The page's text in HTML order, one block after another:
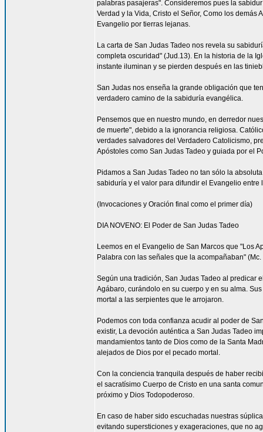
palabras pasajeras". Consideremos pues la
Verdad y la Vida, Cristo el Señor, Como los
Evangelio por tierras lejanas.
La carta de San Judas Tadeo nos revela su
completa oscuridad" (Jud.13). En la historia de la
instante iluminan y se pierden después en las
San Judas nos enseña la grande obligación que
verdadero camino de la sabiduría evangélica.
Pensemos que en nuestro mundo, en derredor
de muerte", debido a la ignorancia religiosa.
verdades salvadores del Verdadero Catolicismo,
Apóstoles como San Judas Tadeo y guiada por el
Pidamos a San Judas Tadeo no tan sólo la
sabiduría y el valor para difundir el Evangelio entre
(Invocaciones y Oración final como el primer día)
DIA NOVENO: El Poder de San Judas Tadeo
Leemos en el Evangelio de San Marcos que "Los
Palabra con las señales que la acompañaban" (Mc.
Según una tradición, San Judas Tadeo al predicar
Agábaro, curándolo en su cuerpo y en su alma.
mortal a las serpientes que le arrojaron.
Podemos con toda confianza acudir al poder de
existir, La devoción auténtica a San Judas Tadeo
mandamientos tanto de Dios como de la Santa
alejados de Dios por el pecado mortal.
Con la conciencia tranquila después de haber
el sacratísimo Cuerpo de Cristo en una santa
próximo y Dios Todopoderoso.
En caso de haber sido escuchadas nuestras
evitando supersticiones y exageraciones, que no